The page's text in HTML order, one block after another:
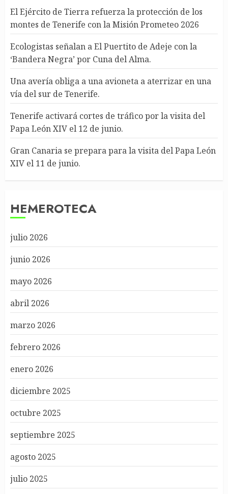
El Ejército de Tierra refuerza la protección de los
montes de Tenerife con la Misión Prometeo 2026
Ecologistas señalan a El Puertito de Adeje con la
‘Bandera Negra’ por Cuna del Alma.
Una avería obliga a una avioneta a aterrizar en una
vía del sur de Tenerife.
Tenerife activará cortes de tráfico por la visita del
Papa León XIV el 12 de junio.
Gran Canaria se prepara para la visita del Papa León
XIV el 11 de junio.
HEMEROTECA
julio 2026
junio 2026
mayo 2026
abril 2026
marzo 2026
febrero 2026
enero 2026
diciembre 2025
octubre 2025
septiembre 2025
agosto 2025
julio 2025